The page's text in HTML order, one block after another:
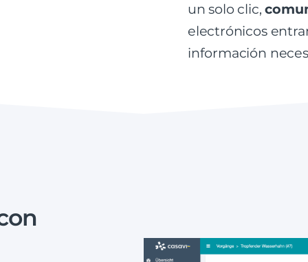
un solo clic,
electrónicos
información